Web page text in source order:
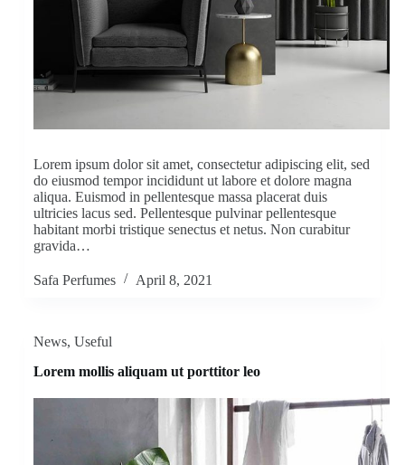
Lorem ipsum dolor sit amet, consectetur adipiscing elit, sed
do eiusmod tempor incididunt ut labore et dolore magna
aliqua. Euismod in pellentesque massa placerat duis
ultricies lacus sed. Pellentesque pulvinar pellentesque
habitant morbi tristique senectus et netus. Non curabitur
gravida…
Safa Perfumes April 8, 2021
News, Useful
Lorem mollis aliquam ut porttitor leo